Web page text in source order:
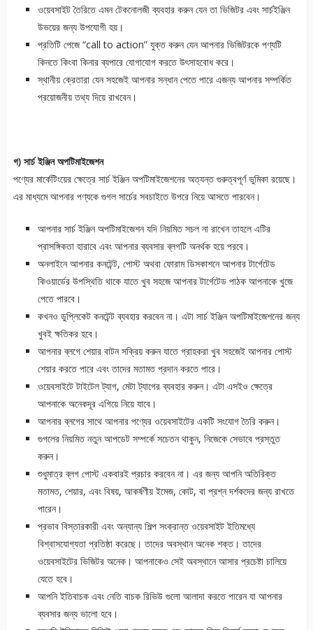
ওয়েবসাইট তৈরিতে এমন টেকনোলজী ব্যবহার করুন যেন তা ভিজিটর এবং সার্চইঞ্জিন
উভয়ের জন্য উপযোগী হয়।
প্রতিটি পেজে “call to action” যুক্ত করুন যেন আপনার ভিজিটরকে পণ্যটি
কিনতে কিংবা কিনার ব্যপারে যোগাযোগ করতে উৎসাহবোধ করে।
স্থানীয় ক্রেতারা যেন সহজেই আপনার সন্ধান পেতে পারে এজন্য আপনার সম্পর্কিত
প্রয়োজনীয় তথ্য দিয়ে রাখবেন।
গ) সার্চ ইঞ্জিন অপটিমাইজেশন
পণ্যের মার্কেটিংয়ের ক্ষেত্রে সার্চ ইঞ্জিন অপটিমাইজেশনের অত্যন্ত গুরুত্বপূর্ণ ভুমিকা রয়েছে।
এর মাধ্যমে আপনার পণ্যকে গুগল সার্চের সবচাইতে উপরে নিয়ে আসতে পারবেন।
আপনার সার্চ ইঞ্জিন অপটিমাইজেশন যদি নিয়মিত সচল না রাখেন তাহলে এটির
প্রাসঙ্গিকতা হারাবে এবং আপনার ব্যবসার ব্লগটি অনর্থক হয়ে পরবে।
অনলাইনে আপনার কনটেন্ট, পোস্ট অথবা ফোরাম ডিসকাশনে আপনার টার্গেটেড
কিওয়ার্ডের উপস্থিতি থাকে যাতে খুব সহজে আপনার টার্গেটেড পাঠক আপনাকে খুজে
পেতে পারবে।
কখনও ডুপ্লিকেট কনটেন্ট ব্যবহার করবেন না। এটা সার্চ ইঞ্জিন অপটিমাইজেশনের জন্য
খুবই ক্ষতিকর হবে।
আপনার ব্লগে শেয়ার বাটন সক্রিয় করুন যাতে গ্রাহকরা খুব সহজেই আপনার পোস্ট
শেয়ার করতে পারে এবং তাদের মতামত প্রদান করতে পারে।
ওয়েবসাইটে টাইটেল ট্যাগ, মেটা ট্যাগের ব্যবহার করুন। এটা এসইও ক্ষেত্রে
আপনাকে অনেকদূর এগিয়ে নিয়ে যাবে।
আপনার ব্লগের সাথে আপনার পণ্যের ওয়েবসাইটের একটি সংযোগ তৈরি করুন।
গুগলের নিয়মিত নতুন আপডেট সম্পর্কে সচেতন থাকুন, নিজেকে সেভাবে প্রস্তুত
করুন।
শুধুমাত্র ব্লগ পোস্ট একবারই প্রচার করবেন না। এর জন্য আপনি অতিরিক্ত
মতামত, শেয়ার, এবং বিষয়, আকর্ষণীয় ইমেজ, কোট, বা প্রশ্ন দর্শকদের জন্য রাখতে
পারেন।
প্রভাব বিস্তারকারী এবং অন্যান্য শিল্প সংক্রান্ত ওয়েবসাইট ইতিমধ্যে
বিশ্বাসযোগ্যতা প্রতিষ্ঠা করেছে। তাদের অবস্থান অনেক শক্ত। তাদের
ওয়েবসাইটের ভিজিটর অনেক। আপনাকেও সেই অবস্থানে আসার প্রচেষ্টা চালিয়ে
যেতে হবে।
আপনি ইতিবাচক এবং নেতি বাচক রিভিউ গুলো আলাদা করতে পারেন যা আপনার
ব্যবসার জন্য ভালো হবে।